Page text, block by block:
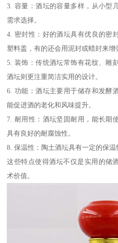
3. 容量：酒坛的容量多样，从小型
需求选择。
4. 密封性：好的酒坛具有优良的密
塑料盖，有的还会用泥封或蜡封来增
5. 装饰：传统酒坛常饰有花纹、雕
酒坛则更注重简洁实用的设计。
6. 功能：酒坛主要用于储存和发酵
能促进酒的老化和风味提升。
7. 耐用性：酒坛坚固耐用，能长期
具有良好的耐腐蚀性。
8. 保温性：陶土酒坛具有一定的保温
这些特点使得酒坛不仅是实用的储
术价值。